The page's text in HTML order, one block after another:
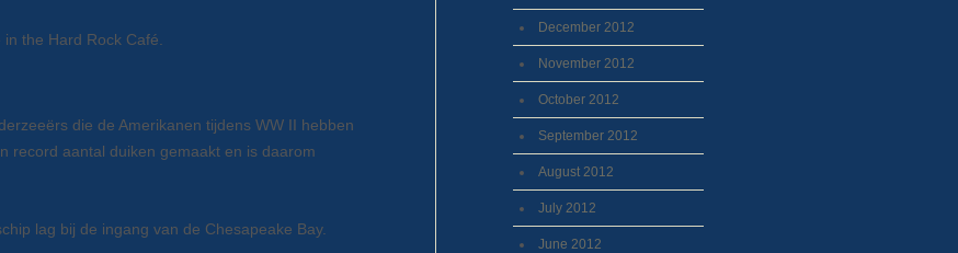
the Hard Rock Café.
die de Amerikanen tijdens WW II hebben
record aantal duiken gemaakt en is daarom
lag bij de ingang van de Chesapeake Bay.
December 2012
November 2012
October 2012
September 2012
August 2012
July 2012
June 2012